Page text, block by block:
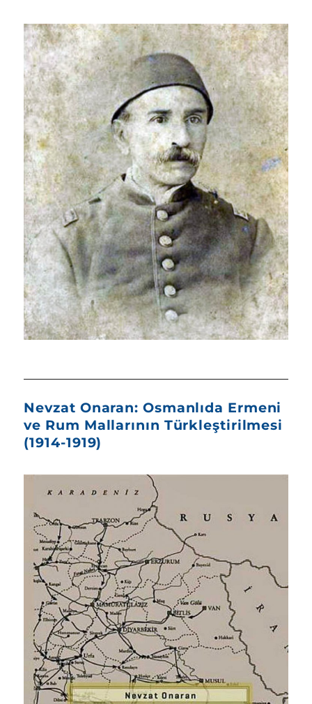
Nevzat Onaran: Osmanlıda Ermeni
ve Rum Mallarının Türkleştirilmesi
(1914-1919)